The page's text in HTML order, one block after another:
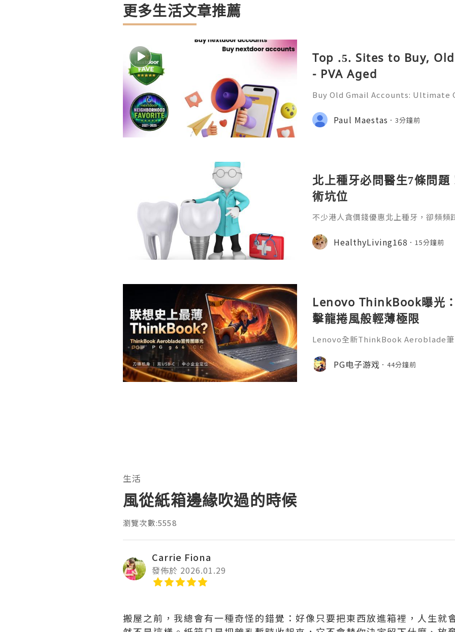
更多生活文章推薦
Top .5. Sites to Buy,
- PVA Aged
Buy Old Gmail Accounts: Ultimate
hatsApp: +1(352)270-0568 ➤
l.co Meta Description: Looking
Paul Maestas 3分鐘前
北上種牙必問醫生7條問
術坑位
不少港人貪價錢優惠北上種牙，卻頻
骨骼檢測、收費標準、植體資訊、醫生
服務，幫大家避開種牙陷阱，安心求診
HealthyLiving168 15分鐘前
Lenovo ThinkBook曝光
擊龍捲風般輕薄極限
Lenovo全新ThinkBook Aeroblade筆
風》的PG遊戲玩家來說，這款可攜式
台，隨時開啟娛樂與辦公體驗。據了
PG电子游戏 44分鐘前
生活
風從紙箱邊緣吹過的時候
瀏覽次數:5558
Carrie Fiona
發佈於 2026.01.29
搬屋之前，我總會有一種奇怪的錯覺：好像只要把東西放進箱裡，人生就